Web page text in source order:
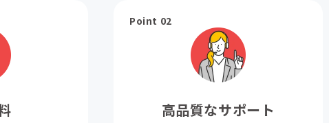
Point 02
高品質なサポート